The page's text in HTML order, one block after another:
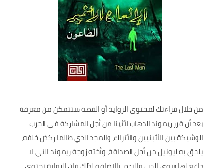
من خلال قراءتك لمحتوى الرواية أو القصة ستتمكن من معرفة
بعد أن قرر ريموند الذهاب لأثينا من أجل المشاركة في الحرب
الوشيكة بين الأثينيين والأتراك، والمجد الذي طالما ركض خلفه،
يلحق به ليونيل من أجل الصداقة، وأخته زوجة ريموند التي لا